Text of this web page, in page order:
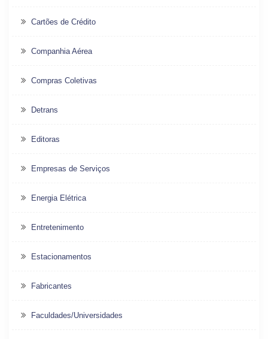
Cartões de Crédito
Companhia Aérea
Compras Coletivas
Detrans
Editoras
Empresas de Serviços
Energia Elétrica
Entretenimento
Estacionamentos
Fabricantes
Faculdades/Universidades